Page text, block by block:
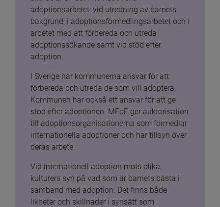
adoptionsarbetet: vid utredning av barnets
bakgrund, i adoptionsförmedlingsarbetet och i
arbetet med att förbereda och utreda
adoptionssökande samt vid stöd efter
adoption.
I Sverige har kommunerna ansvar för att
förbereda och utreda de som vill adoptera.
Kommunen har också ett ansvar för att ge
stöd efter adoptionen. MFoF ger auktorisation
till adoptionsorganisationerna som förmedlar
internationella adoptioner och har tillsyn över
deras arbete.
Vid internationell adoption möts olika
kulturers syn på vad som är barnets bästa i
samband med adoption. Det finns både
likheter och skillnader i synsätt som